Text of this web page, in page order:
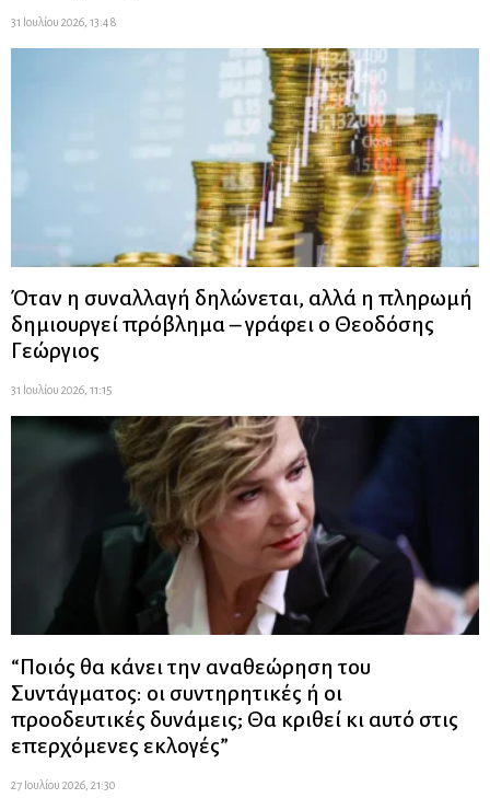
31 Ιουλίου 2026, 13:48
Όταν η συναλλαγή δηλώνεται, αλλά η πληρωμή
δημιουργεί πρόβλημα – γράφει ο Θεοδόσης
Γεώργιος
31 Ιουλίου 2026, 11:15
“Ποιός θα κάνει την αναθεώρηση του
Συντάγματος: οι συντηρητικές ή οι
προοδευτικές δυνάμεις; Θα κριθεί κι αυτό στις
επερχόμενες εκλογές”
27 Ιουλίου 2026, 21:30